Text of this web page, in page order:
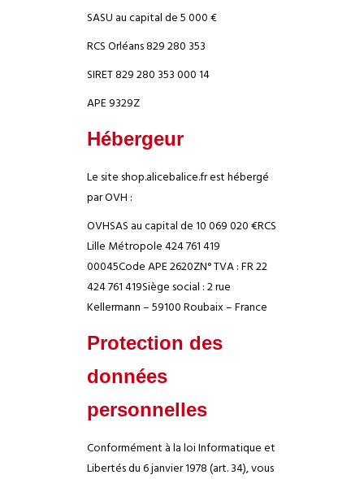
SASU au capital de 5 000 €
RCS Orléans 829 280 353
SIRET 829 280 353 000 14
APE 9329Z
Hébergeur
Le site shop.alicebalice.fr est hébergé
par OVH :
OVHSAS au capital de 10 069 020 €RCS
Lille Métropole 424 761 419
00045Code APE 2620ZN° TVA : FR 22
424 761 419Siège social : 2 rue
Kellermann – 59100 Roubaix – France
Protection des
données
personnelles
Conformément à la loi Informatique et
Libertés du 6 janvier 1978 (art. 34), vous